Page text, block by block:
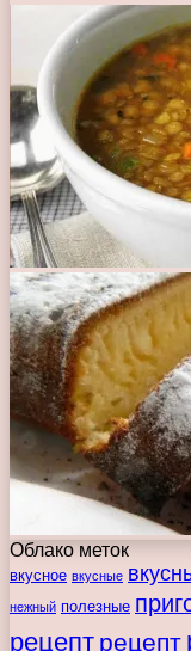
Облако меток
вкусное вкусные
нежный полезные
рецепт рецепт